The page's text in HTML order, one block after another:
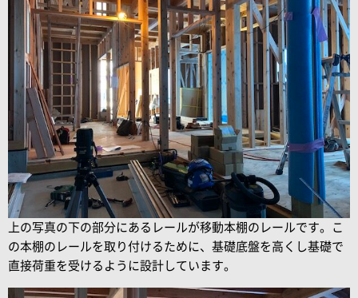
上の写真の下の部分にあるレールが移動本棚のレールです。こ
の本棚のレールを取り付けるために、基礎底盤を高くし基礎で
直接荷重を受けるように設計しています。